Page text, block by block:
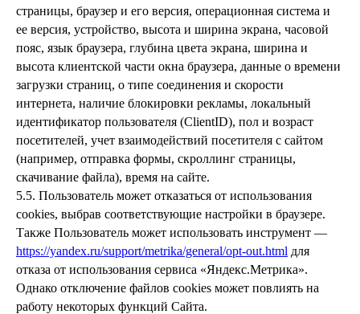
страницы, браузер и его версия, операционная система и
ее версия, устройство, высота и ширина экрана, часовой
пояс, язык браузера, глубина цвета экрана, ширина и
высота клиентской части окна браузера, данные о времени
загрузки страниц, о типе соединения и скорости
интернета, наличие блокировки рекламы, локальный
идентификатор пользователя (ClientID), пол и возраст
посетителей, учет взаимодействий посетителя с сайтом
(например, отправка формы, скроллинг страницы,
скачивание файла), время на сайте.
5.5. Пользователь может отказаться от использования
cookies, выбрав соответствующие настройки в браузере.
Также Пользователь может использовать инструмент —
https://yandex.ru/support/metrika/general/opt-out.html для
отказа от использования сервиса «Яндекс.Метрика».
Однако отключение файлов cookies может повлиять на
работу некоторых функций Сайта.